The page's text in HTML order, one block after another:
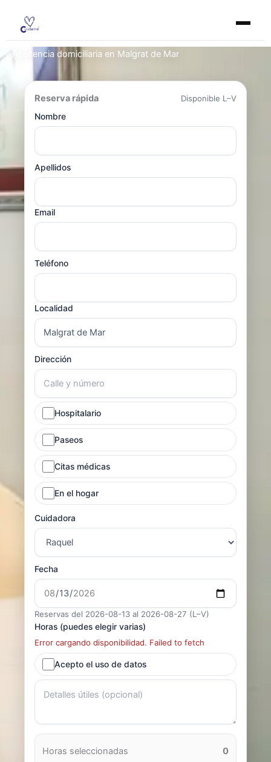
contenido
Asistencia domiciliaria en Malgrat de Mar
Reserva rápida
Disponible L–V
Nombre
Apellidos
Email
Teléfono
Localidad
Dirección
Hospitalario
Paseos
Citas médicas
En el hogar
Cuidadora
Fecha
Reservas del 2026-08-13 al 2026-08-27 (L–V)
Horas (puedes elegir varias)
Error cargando disponibilidad. Failed to fetch
Acepto el uso de datos
Horas seleccionadas
0